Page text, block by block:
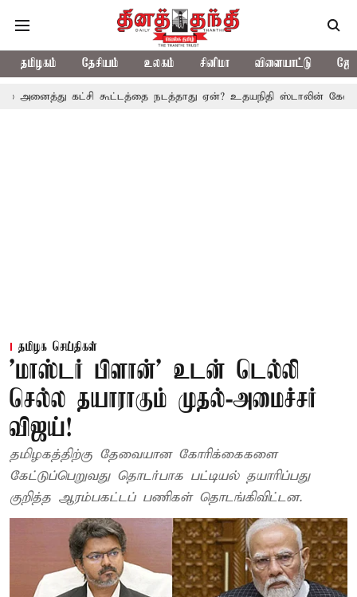
தமிழகம் தேசியம் உலகம் சினிமா விளையாட்டு
கட்சி கூட்டத்தை நடத்தாது ஏன்? உதயநிதி ஸ்டாலின் கேள்வி
தமிழக செய்திகள்
'மாஸ்டர் பிளான்' உடன் டெல்லி
செல்ல தயாராகும் முதல்-அமைச்சர்
விஜய்!
தமிழகத்திற்கு தேவையான கோரிக்கைகளை
கேட்டுப்பெறுவது தொடர்பாக பட்டியல் தயாரிப்பது
குறித்த ஆரம்பகட்டப் பணிகள் தொடங்கிவிட்டன.